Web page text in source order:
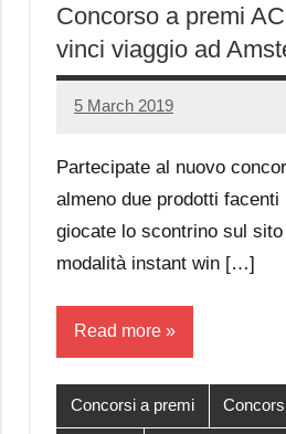
Concorso a premi
vinci viaggio ad
5 March 2019
Luca
No
Partecipate al nuovo
almeno due prodotti facenti
giocate lo scontrino sul
modalità instant win […]
Read more
Concorsi a premi